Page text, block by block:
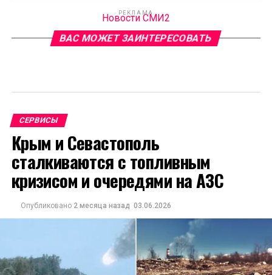
РЕКЛАМА
Новости СМИ2
ВАС МОЖЕТ ЗАИНТЕРЕСОВАТЬ
СЕРВИСЫ
Крым и Севастополь
сталкиваются с топливным
кризисом и очередями на АЗС
Опубликовано 2 месяца назад 03.06.2026